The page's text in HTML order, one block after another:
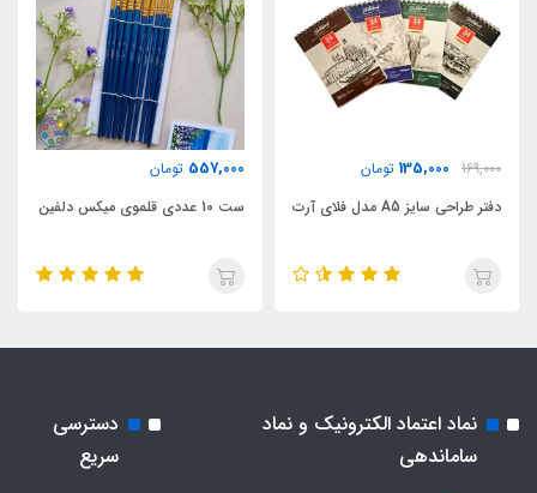
169,000
135,000 تومان
دفتر طراحی سایز A5 مدل فلای آرت
557,000 تومان
ست 10 عددی قلموی میکس دلفین
نماد اعتماد الکترونیک و نماد
ساماندهی
دسترسی
سریع